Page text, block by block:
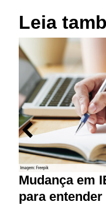
Leia
Mudança em
para